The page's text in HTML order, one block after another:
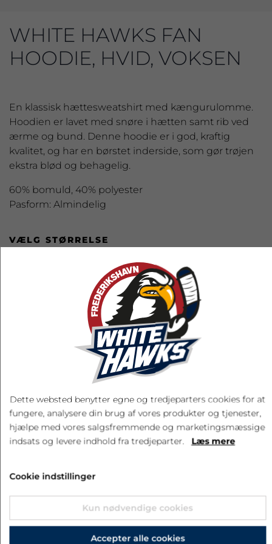
WHITE HAWKS FAN
HOODIE, HVID, VOKSEN
En klassisk hættesweatshirt med kængurulomme.
Hoodien er lavet med snøre i hætten samt rib ved
ærme og bund. Denne hoodie er i god, kraftig
kvalitet, og har en børstet inderside, som gør trøjen
ekstra blød og behagelig.
60% bomuld, 40% polyester
Pasform: Almindelig
VÆLG STØRRELSE
3XL
399,00 kr.
LÆG I KURV
Dette websted benytter egne og tredjeparters cookies for at
fungere, analysere din brug af vores produkter og tjenester,
hjælpe med vores salgsfremmende og marketingsmæssige
indsats og levere indhold fra tredjeparter. Læs mere
Cookie indstillinger
Kun nødvendige cookies
Accepter alle cookies